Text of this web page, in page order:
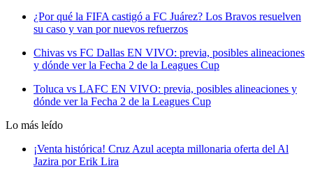
¿Por qué la FIFA castigó a FC Juárez? Los Bravos resuelven
su caso y van por nuevos refuerzos
Chivas vs FC Dallas EN VIVO: previa, posibles alineaciones
y dónde ver la Fecha 2 de la Leagues Cup
Toluca vs LAFC EN VIVO: previa, posibles alineaciones y
dónde ver la Fecha 2 de la Leagues Cup
Lo más leído
¡Venta histórica! Cruz Azul acepta millonaria oferta del Al
Jazira por Erik Lira